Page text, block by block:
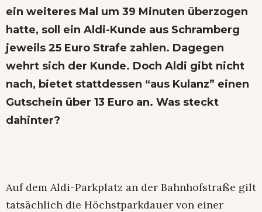
ein weiteres Mal um 39 Minuten überzogen
hatte, soll ein Aldi-Kunde aus Schramberg
jeweils 25 Euro Strafe zahlen. Dagegen
wehrt sich der Kunde. Doch Aldi gibt nicht
nach, bietet stattdessen “aus Kulanz” einen
Gutschein über 13 Euro an. Was steckt
dahinter?
Auf dem Aldi-Parkplatz an der Bahnhofstraße gilt
tatsächlich die Höchstparkdauer von einer